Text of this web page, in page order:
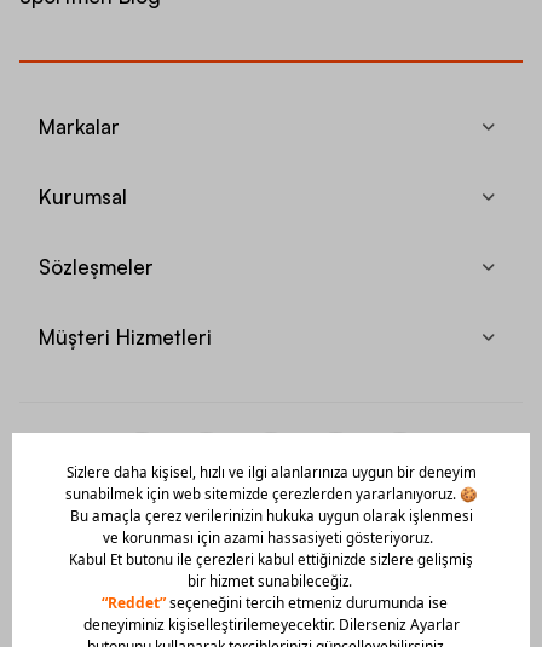
Markalar
Kurumsal
Sözleşmeler
Müşteri Hizmetleri
Mobil Uygulamamızı Hemen İndir!